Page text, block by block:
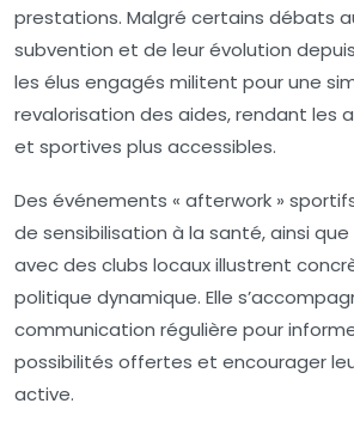
prestations. Malgré certains débats
subvention et de leur évolution
les élus engagés militent pour une
revalorisation des aides, rendant les
et sportives plus accessibles.
Des événements « afterwork »
de sensibilisation à la santé, ainsi
avec des clubs locaux illustrent
politique dynamique. Elle
communication régulière pour
possibilités offertes et encourager
active.